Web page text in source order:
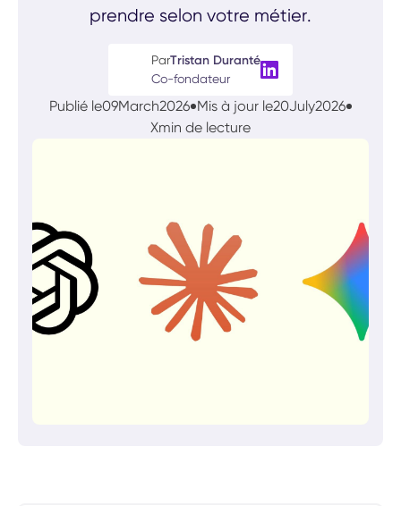
prendre selon votre métier.
ParTristan Duranté
Co-fondateur
Publié le09March2026 Mis à jour le20July2026
Xmin de lecture